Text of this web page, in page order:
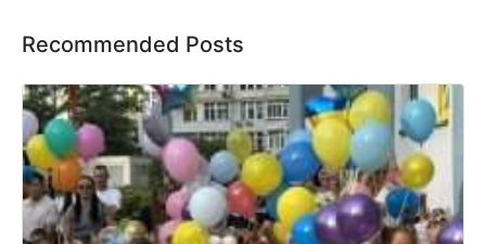
Recommended Posts